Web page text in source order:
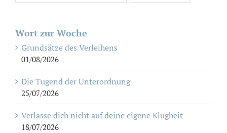
Wort zur Woche
Grundsätze des Verleihens
01/08/2026
Die Tugend der Unterordnung
25/07/2026
Verlasse dich nicht auf deine eigene Klugheit
18/07/2026